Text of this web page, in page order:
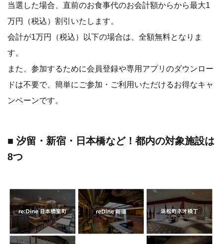
当選した場合、直前のお食事代のお会計額からから最大1
万円（税込）割引いたします。
会計が1万円（税込）以下の場合は、全額無料となりま
す。
また、参加するために会員登録や専用アプリのダウンロー
ドは不要で、簡単にご参加・ご利用いただけるお得なキャ
ンペーンです。
■ 汐留・新宿・日本橋など！都内の対象施設は
8つ